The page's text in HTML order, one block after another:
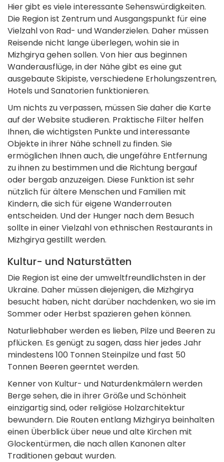
Hier gibt es viele interessante Sehenswürdigkeiten.
Die Region ist Zentrum und Ausgangspunkt für eine
Vielzahl von Rad- und Wanderzielen. Daher müssen
Reisende nicht lange überlegen, wohin sie in
Mizhgirya gehen sollen. Von hier aus beginnen
Wanderausflüge, in der Nähe gibt es eine gut
ausgebaute Skipiste, verschiedene Erholungszentren,
Hotels und Sanatorien funktionieren.
Um nichts zu verpassen, müssen Sie daher die Karte
auf der Website studieren. Praktische Filter helfen
Ihnen, die wichtigsten Punkte und interessante
Objekte in ihrer Nähe schnell zu finden. Sie
ermöglichen Ihnen auch, die ungefähre Entfernung
zu ihnen zu bestimmen und die Richtung bergauf
oder bergab anzuzeigen. Diese Funktion ist sehr
nützlich für ältere Menschen und Familien mit
Kindern, die sich für eigene Wanderrouten
entscheiden. Und der Hunger nach dem Besuch
sollte in einer Vielzahl von ethnischen Restaurants in
Mizhgirya gestillt werden.
Kultur- und Naturstätten
Die Region ist eine der umweltfreundlichsten in der
Ukraine. Daher müssen diejenigen, die Mizhgirya
besucht haben, nicht darüber nachdenken, wo sie im
Sommer oder Herbst spazieren gehen können.
Naturliebhaber werden es lieben, Pilze und Beeren zu
pflücken. Es genügt zu sagen, dass hier jedes Jahr
mindestens 100 Tonnen Steinpilze und fast 50
Tonnen Beeren geerntet werden.
Kenner von Kultur- und Naturdenkmälern werden
Berge sehen, die in ihrer Größe und Schönheit
einzigartig sind, oder religiöse Holzarchitektur
bewundern. Die Routen entlang Mizhgirya beinhalten
einen Überblick über neue und alte Kirchen mit
Glockentürmen, die nach allen Kanonen alter
Traditionen gebaut wurden.